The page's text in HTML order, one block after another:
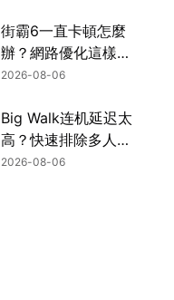
街霸6一直卡頓怎麼
辦？網路優化這樣解
決！
2026-08-06
Big Walk连机延迟太
高？快速排除多人游
玩卡顿困扰！
2026-08-06